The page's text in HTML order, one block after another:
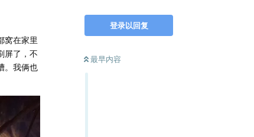
登录以回复
最早内容
窝在家里
屏了，不
。我俩也